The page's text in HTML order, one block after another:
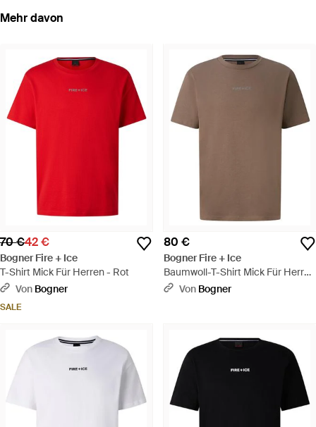
Mehr davon
70 €42 €
Bogner Fire + Ice
T-Shirt Mick Für Herren - Rot
Von Bogner
SALE
80 €
Bogner Fire + Ice
Baumwoll-T-Shirt Mick Für Herren
- Braun
Von Bogner